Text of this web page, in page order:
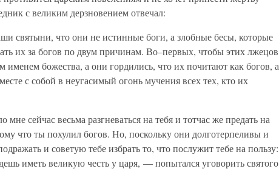
с великим дерзновением отвечал:
святыни, что они не истинные боги, а злобные бесы, которые
их за богов по двум причинам. Во–первых, чтобы этих лжецов
именем божества, а они гордились, что их почитают как богов, а
с собой в неугасимый огонь мучения всех тех, кто их
сейчас весьма разгневаться на тебя и тотчас же предать на
что ты похулил богов. Но, поскольку они долготерпеливы и
и советую тебе избрать то, что послужит тебе на пользу:
иметь великую честь у царя, — попытался уговорить святого